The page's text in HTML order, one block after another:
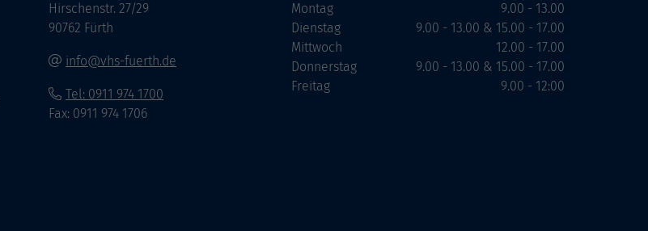
Hirschenstr. 27/29
90762 Fürth
info@vhs-fuerth.de
Tel: 0911 974 1700
Fax: 0911 974 1706
Montag
Dienstag
Mittwoch
Donnerstag
Freitag
9.00 - 13.00
9.00 - 13.00 & 15.00 - 17.00
12.00 - 17.00
9.00 - 13.00 & 15.00 - 17.00
9.00 - 12:00